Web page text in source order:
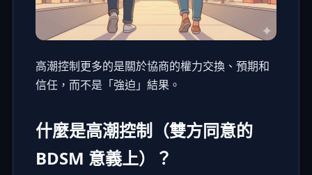
高潮控制更多的是關於協商的權力交換、預期和
信任，而不是「強迫」結果。
什麼是高潮控制（雙方同意的
BDSM 意義上）？